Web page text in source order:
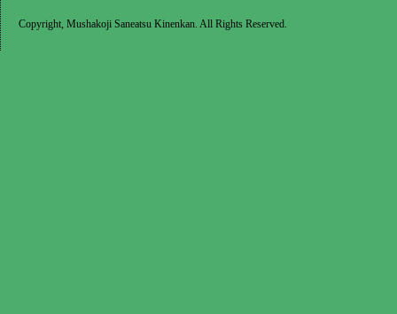
Copyright, Mushakoji Saneatsu Kinenkan. All Rights Reserved.